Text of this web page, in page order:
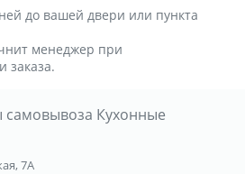
до вашей двери или пункта
менеджер при
заказа.
Кухонные
7А